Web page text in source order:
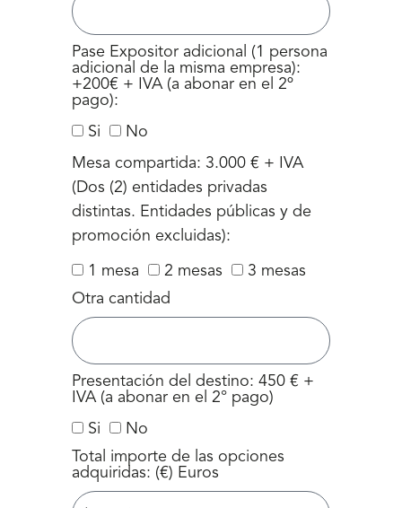
Pase Expositor adicional (1 persona
adicional de la misma empresa):
+200€ + IVA (a abonar en el 2º
pago):
Si
No
Mesa compartida: 3.000 € + IVA
(Dos (2) entidades privadas
distintas. Entidades públicas y de
promoción excluidas):
1 mesa 2 mesas
3 mesas
Otra cantidad
Presentación del destino: 450 € +
IVA (a abonar en el 2° pago)
Si
No
Total importe de las opciones
adquiridas: (€) Euros